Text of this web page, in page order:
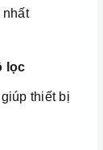
nhất
lọc
thiết bị